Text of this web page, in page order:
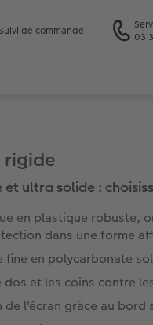
de commande
03
rigide
et ultra solide :
en plastique robuste,
dans une forme
fine en polycarbonate
dos et les coins contre
de l'écran grâce au bord